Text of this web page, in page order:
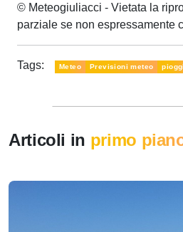
© Meteogiuliacci - Vietata la
parziale se non espressamente
Tags: Meteo Previsioni meteo
Articoli in primo